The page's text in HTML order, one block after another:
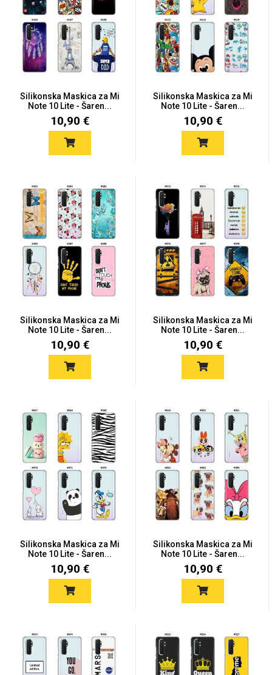
Silikonska Maskica za Mi
Note 10 Lite - Šaren...
10,90 €
Silikonska Maskica za Mi
Note 10 Lite - Šaren...
10,90 €
Silikonska Maskica za Mi
Note 10 Lite - Šaren...
10,90 €
Silikonska Maskica za Mi
Note 10 Lite - Šaren...
10,90 €
Silikonska Maskica za Mi
Note 10 Lite - Šaren...
10,90 €
Silikonska Maskica za Mi
Note 10 Lite - Šaren...
10,90 €
Monogrami Dječji motivi
Za njega
Svijet životinja Auto - Moto motivi
Mandale / Cvjetni
motivi
Citati & Stihovi
MarbleMania
Gaming motivi Crtani filmovi
Sportski motivi Obiteljski motivi